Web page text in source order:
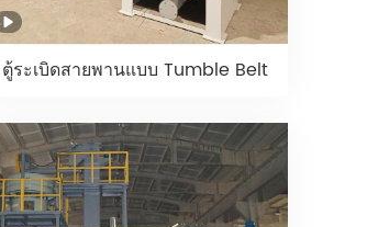
ตู้ระเบิดสายพานแบบ Tumble Belt